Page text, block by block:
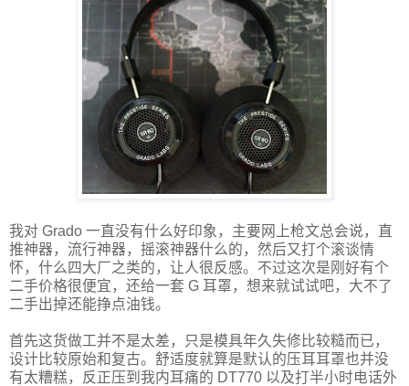
我对 Grado 一直没有什么好印象，主要网上枪文总会说，直
推神器，流行神器，摇滚神器什么的，然后又打个滚谈情
怀，什么四大厂之类的，让人很反感。不过这次是刚好有个
二手价格很便宜，还给一套 G 耳罩，想来就试试吧，大不了
二手出掉还能挣点油钱。
首先这货做工并不是太差，只是模具年久失修比较糙而已，
设计比较原始和复古。舒适度就算是默认的压耳耳罩也并没
有太糟糕，反正压到我内耳痛的 DT770 以及打半小时电话外